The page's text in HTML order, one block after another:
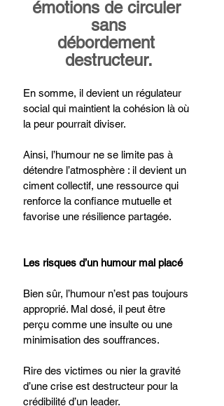
émotions de circuler
sans
débordement
destructeur.
En somme, il devient un régulateur
social qui maintient la cohésion là où
la peur pourrait diviser.
Ainsi, l’humour ne se limite pas à
détendre l’atmosphère : il devient un
ciment collectif, une ressource qui
renforce la confiance mutuelle et
favorise une résilience partagée.
Les risques d’un humour mal placé
Bien sûr, l’humour n’est pas toujours
approprié. Mal dosé, il peut être
perçu comme une insulte ou une
minimisation des souffrances.
Rire des victimes ou nier la gravité
d’une crise est destructeur pour la
crédibilité d’un leader.